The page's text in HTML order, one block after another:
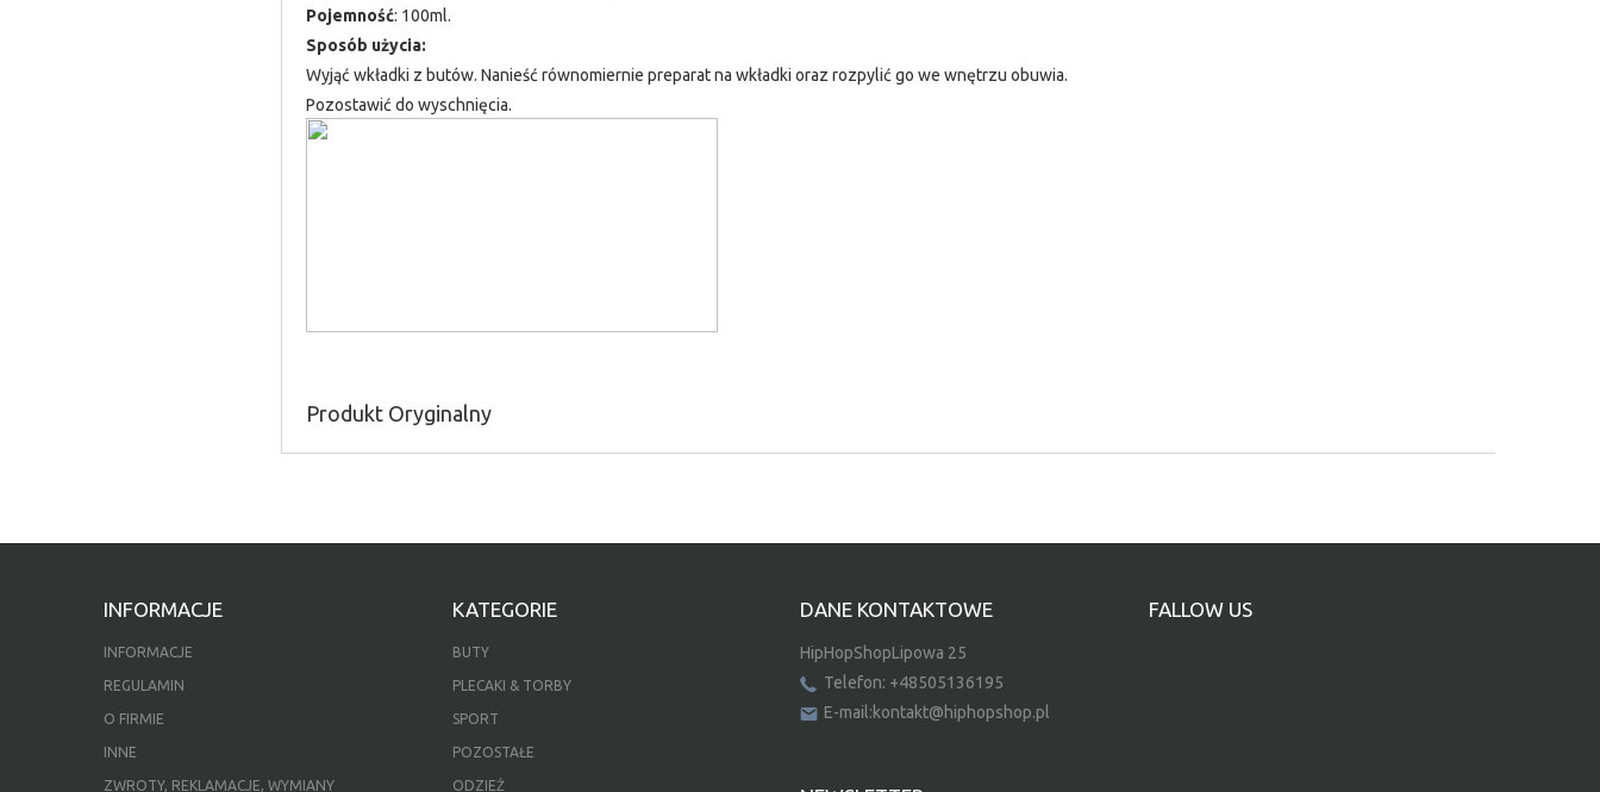
Pojemność: 100ml.
Sposób użycia:
Wyjąć wkładki z butów. Nanieść równomiernie preparat na wkładki oraz rozpylić go we wnętrzu obuwia.
Pozostawić do wyschnięcia.
Produkt Oryginalny
INFORMACJE
INFORMACJE
REGULAMIN
O FIRMIE
INNE
ZWROTY, REKLAMACJE, WYMIANY
KATEGORIE
BUTY
PLECAKI & TORBY
SPORT
POZOSTAŁE
ODZIEŻ
DANE KONTAKTOWE
HipHopShopLipowa 25
Telefon: +48505136195
E-mail:kontakt@hiphopshop.pl
FALLOW US